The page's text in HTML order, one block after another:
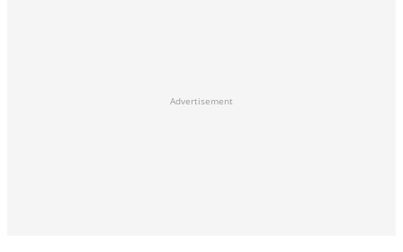
Advertisement